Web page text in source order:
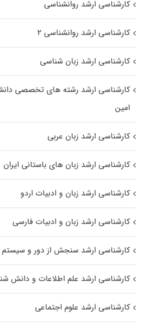
کارشناسی ارشد روانشناسی
کارشناسی ارشد روانشناسی ۲
کارشناسی ارشد زبان شناسی
کارشناسی ارشد رﺷﺘﻪ ﻫﺎی تخصصی
اﻣﻴﻦ
کارشناسی ارشد زبان عربی
کارشناسی ارشد زبان‌ های باستانی ایران
کارشناسی ارشد زبان و ادبیات اردو
کارشناسی ارشد زبان و ادبیات فارسی
کارشناسی ارشد سنجش از دور و سیستم
کارشناسی ارشد علم اطلاعات و دانش
کارشناسی ارشد علوم اجتماعی